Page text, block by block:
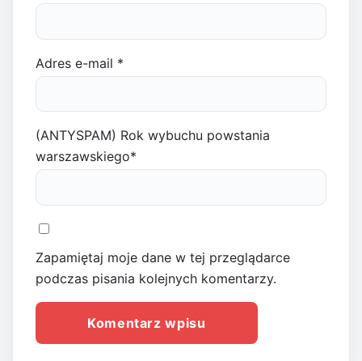
Adres e-mail *
(ANTYSPAM) Rok wybuchu powstania
warszawskiego*
Zapamiętaj moje dane w tej przeglądarce
podczas pisania kolejnych komentarzy.